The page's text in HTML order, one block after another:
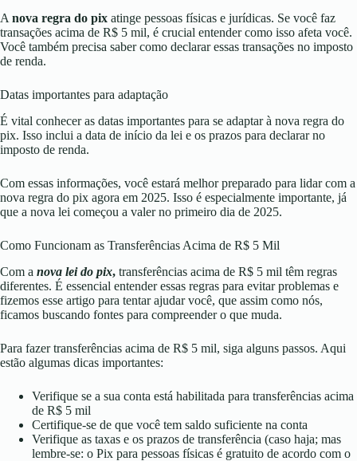
A nova regra do pix atinge pessoas físicas e jurídicas. Se você faz
transações acima de R$ 5 mil, é crucial entender como isso afeta você.
Você também precisa saber como declarar essas transações no imposto
de renda.
Datas importantes para adaptação
É vital conhecer as datas importantes para se adaptar à nova regra do
pix. Isso inclui a data de início da lei e os prazos para declarar no
imposto de renda.
Com essas informações, você estará melhor preparado para lidar com a
nova regra do pix agora em 2025. Isso é especialmente importante, já
que a nova lei começou a valer no primeiro dia de 2025.
Como Funcionam as Transferências Acima de R$ 5 Mil
Com a nova lei do pix, transferências acima de R$ 5 mil têm regras
diferentes. É essencial entender essas regras para evitar problemas e
fizemos esse artigo para tentar ajudar você, que assim como nós,
ficamos buscando fontes para compreender o que muda.
Para fazer transferências acima de R$ 5 mil, siga alguns passos. Aqui
estão algumas dicas importantes:
Verifique se a sua conta está habilitada para transferências acima
de R$ 5 mil
Certifique-se de que você tem saldo suficiente na conta
Verifique as taxas e os prazos de transferência (caso haja; mas
lembre-se: o Pix para pessoas físicas é gratuito de acordo com o